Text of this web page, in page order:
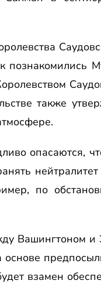
познакомились
также
опасаются,
по
Вашингтоном и
основе
взамен